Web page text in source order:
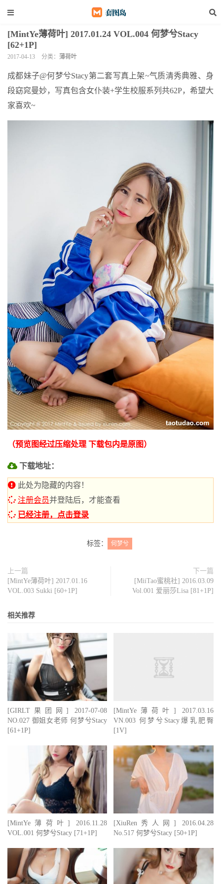
[MintYe薄荷叶] 2017.01.24 VOL.004 何梦兮Stacy
[62+1P]
2017-04-13 分类： 薄荷叶
成都妹子@何梦兮Stacy第二套写真上架~气质清秀典雅、身
段窈窕曼妙，写真包含女仆装+学生校服系列共62P，希望大
家喜欢~
（预览图经过压缩处理 下载包内是原图）
下载地址：
此处为隐藏的内容！
注册会员并登陆后，才能查看
已经注册，点击登录
标签： 何梦兮
上一篇
[MintYe薄荷叶] 2017.01.16
VOL.003 Sukki [60+1P]
下一篇
[MiiTao蜜桃社] 2016.03.09
Vol.001 爱丽莎Lisa [81+1P]
相关推荐
[GIRLT果团网] 2017-07-08
NO.027 御姐女老师 何梦兮Stacy
[61+1P]
[MintYe薄荷叶] 2017.03.16
VN.003 何梦兮Stacy爆乳肥臀
[1V]
[MintYe薄荷叶] 2016.11.28
VOL.001 何梦兮Stacy [71+1P]
[XiuRen秀人网] 2016.04.28
No.517 何梦兮Stacy [50+1P]